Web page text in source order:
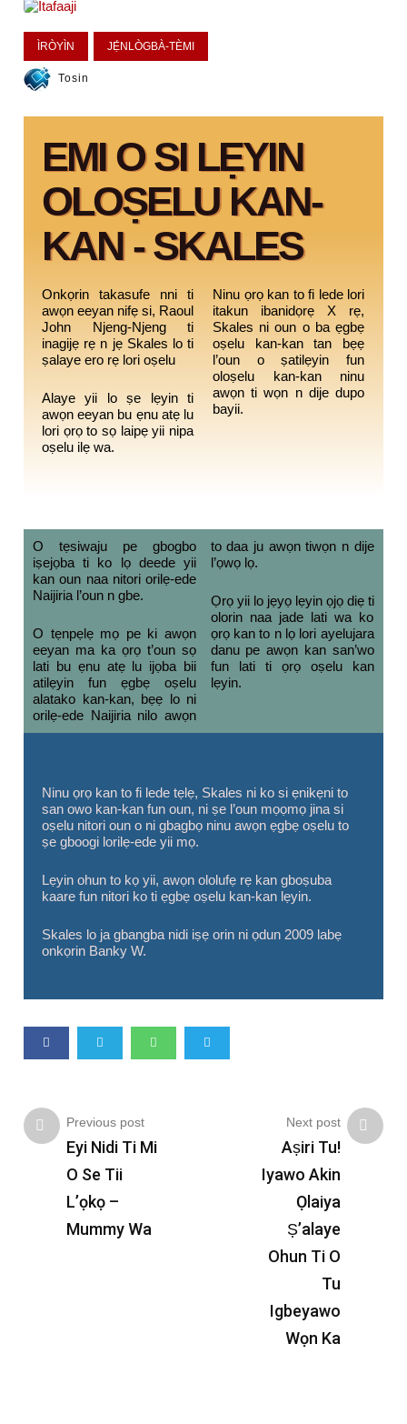
ÌRÒYÌN JẸ́NLÒGBÀ-TÈMI
Tosin
EMI O SI LẸYIN
OLOṢELU KAN-
KAN - SKALES
Onkọrin takasufe nni ti
awọn eeyan nifẹ si, Raoul
John Njeng-Njeng ti
inagijẹ rẹ n jẹ Skales lo ti
ṣalaye ero rẹ lori oṣelu
Alaye yii lo ṣe lẹyin ti
awọn eeyan bu ẹnu atẹ lu
lori ọrọ to sọ laipẹ yii nipa
oṣelu ilẹ wa.
Ninu ọrọ kan to fi lede lori
itakun ibanidọrẹ X rẹ,
Skales ni oun o ba ẹgbẹ
oṣelu kan-kan tan bẹẹ
l’oun o ṣatilẹyin fun
oloṣelu kan-kan ninu
awọn ti wọn n dije dupo
bayii.
O tẹsiwaju pe gbogbo
iṣejọba ti ko lọ deede yii
kan oun naa nitori orilẹ-ede
Naijiria l’oun n gbe.
O tẹnpẹlẹ mọ pe ki awọn
eeyan ma ka ọrọ t’oun sọ
lati bu ẹnu atẹ lu ijọba bii
atilẹyin fun ẹgbẹ oṣelu
alatako kan-kan, bẹẹ lo ni
orilẹ-ede Naijiria nilo awọn
to daa ju awọn tiwọn n dije
l’ọwọ lọ.
Ọrọ yii lo jẹyọ lẹyin ọjọ diẹ ti
olorin naa jade lati wa ko
ọrọ kan to n lọ lori ayelujara
danu pe awọn kan san’wo
fun lati ti ọrọ oṣelu kan
lẹyin.
Ninu ọrọ kan to fi lede tẹlẹ, Skales ni ko si ẹnikẹni to
san owo kan-kan fun oun, ni ṣe l’oun mọọmọ jina si
oṣelu nitori oun o ni gbagbọ ninu awọn ẹgbẹ oṣelu to
ṣe gboogi lorilẹ-ede yii mọ.
Lẹyin ohun to kọ yii, awọn ololufẹ rẹ kan gboṣuba
kaare fun nitori ko ti ẹgbẹ oṣelu kan-kan lẹyin.
Skales lo ja gbangba nidi iṣẹ orin ni ọdun 2009 labẹ
onkọrin Banky W.
Previous post
Eyi Nidi Ti Mi
O Se Tii
L’ọkọ –
Mummy Wa
Next post
Aṣiri Tu!
Iyawo Akin
Ọlaiya
Ṣ’alaye
Ohun Ti O
Tu
Igbeyawo
Wọn Ka